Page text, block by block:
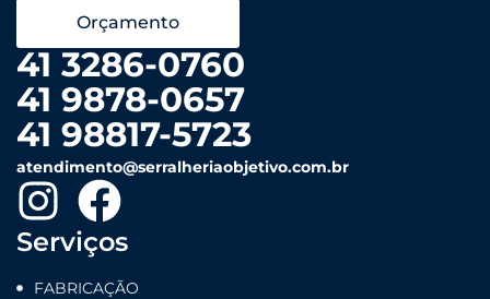
Orçamento
41 3286-0760
41 9878-0657
41 98817-5723
atendimento@serralheriaobjetivo.com.br
Serviços
FABRICAÇÃO